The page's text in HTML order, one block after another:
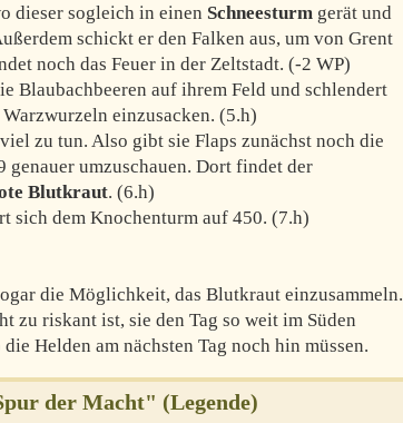
dieser sogleich in einen Schneesturm gerät und
schickt er den Falken aus, um von Grent
noch das Feuer in der Zeltstadt. (-2 WP)
Blaubachbeeren auf ihrem Feld und schlendert
einzusacken. (5.h)
zu tun. Also gibt sie Flaps zunächst noch die
genauer umzuschauen. Dort findet der
Blutkraut. (6.h)
sich dem Knochenturm auf 450. (7.h)
die Möglichkeit, das Blutkraut einzusammeln.
zu riskant ist, sie den Tag so weit im Süden
Helden am nächsten Tag noch hin müssen.
der Macht" (Legende)